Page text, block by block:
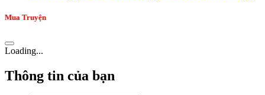
Mua Truyện
Loading...
Thông tin của bạn